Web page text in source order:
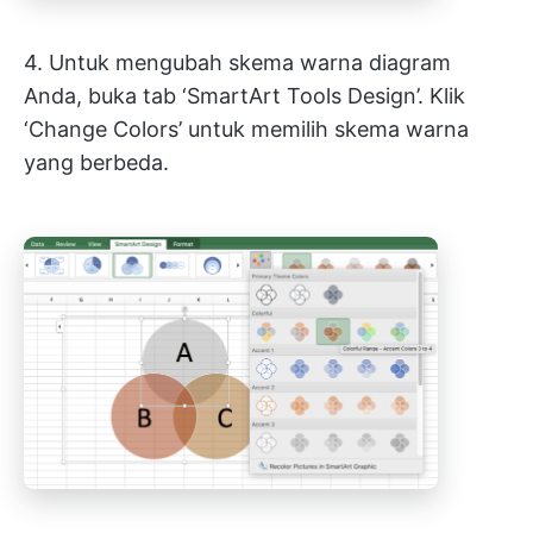
4. Untuk mengubah skema warna diagram
Anda, buka tab ‘SmartArt Tools Design’. Klik
‘Change Colors’ untuk memilih skema warna
yang berbeda.